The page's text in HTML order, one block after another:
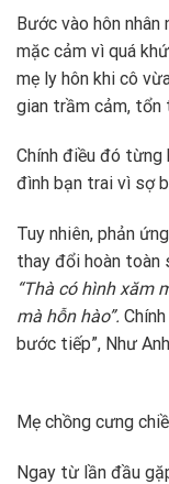
Bước vào hôn nhân
mặc cảm vì quá
mẹ ly hôn khi cô
gian trầm cảm, tổn
Chính điều đó từng
đình bạn trai vì sợ
Tuy nhiên, phản
thay đổi hoàn toàn
“Thà có hình xăm
mà hỗn hào”.
bước tiếp”, Như
Mẹ chồng cưng
Ngay từ lần đầu